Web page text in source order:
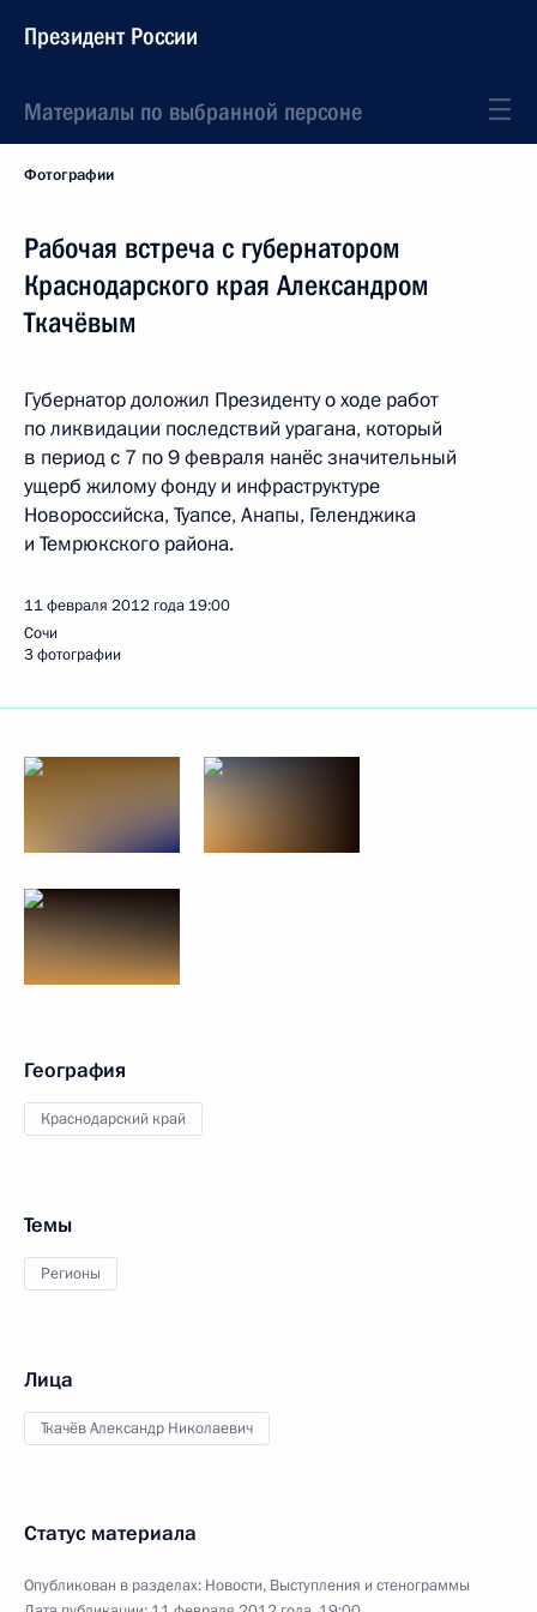
Президент России
Материалы по выбранной персоне
Фотографии
Рабочая встреча с губернатором
Краснодарского края Александром
Ткачёвым
Губернатор доложил Президенту о ходе работ
по ликвидации последствий урагана, который
в период с 7 по 9 февраля нанёс значительный
ущерб жилому фонду и инфраструктуре
Новороссийска, Туапсе, Анапы, Геленджика
и Темрюкского района.
11 февраля 2012 года 19:00
Сочи
3 фотографии
География
Краснодарский край
Темы
Регионы
Лица
Ткачёв Александр Николаевич
Статус материала
Опубликован в разделах: Новости, Выступления и стенограммы